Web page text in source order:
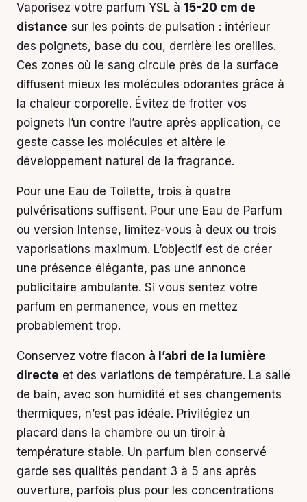
Vaporisez votre parfum YSL à 15-20 cm de
distance sur les points de pulsation : intérieur
des poignets, base du cou, derrière les oreilles.
Ces zones où le sang circule près de la surface
diffusent mieux les molécules odorantes grâce à
la chaleur corporelle. Évitez de frotter vos
poignets l’un contre l’autre après application, ce
geste casse les molécules et altère le
développement naturel de la fragrance.
Pour une Eau de Toilette, trois à quatre
pulvérisations suffisent. Pour une Eau de Parfum
ou version Intense, limitez-vous à deux ou trois
vaporisations maximum. L’objectif est de créer
une présence élégante, pas une annonce
publicitaire ambulante. Si vous sentez votre
parfum en permanence, vous en mettez
probablement trop.
Conservez votre flacon à l’abri de la lumière
directe et des variations de température. La salle
de bain, avec son humidité et ses changements
thermiques, n’est pas idéale. Privilégiez un
placard dans la chambre ou un tiroir à
température stable. Un parfum bien conservé
garde ses qualités pendant 3 à 5 ans après
ouverture, parfois plus pour les concentrations